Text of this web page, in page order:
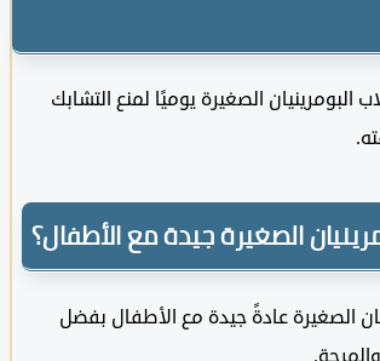
الصغيرة يوميًا لمنع التشابك
الصغيرة جيدة مع الأطفال؟
عادةً جيدة مع الأطفال بفضل